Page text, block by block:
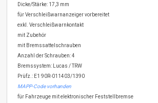
Dicke/Stärke: 17,3 mm
für Verschleißwarnanzeiger vorbereitet
exkl. Verschleißwarnkontakt
mit Zubehör
mit Bremssattelschrauben
Anzahl der Schrauben: 4
Bremssystem: Lucas / TRW
Prüfz.: E1 90R-011403/1390
MAPP-Code vorhanden
für Fahrzeuge mit elektronischer Feststellbremse